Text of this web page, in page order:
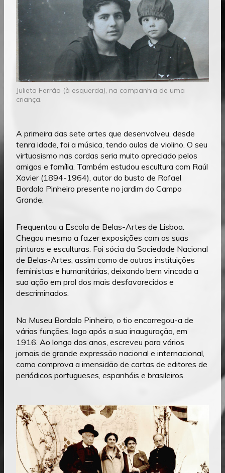
Julieta Ferrão (à esquerda), na companhia de uma
criança.
A primeira das sete artes que desenvolveu, desde
tenra idade, foi a música, tendo aulas de violino. O seu
virtuosismo nas cordas seria muito apreciado pelos
amigos e família. Também estudou escultura com Raúl
Xavier (1894-1964), autor do busto de Rafael
Bordalo Pinheiro presente no jardim do Campo
Grande.
Frequentou a Escola de Belas-Artes de Lisboa.
Chegou mesmo a fazer exposições com as suas
pinturas e esculturas. Foi sócia da Sociedade Nacional
de Belas-Artes, assim como de outras instituições
feministas e humanitárias, deixando bem vincada a
sua ação em prol dos mais desfavorecidos e
descriminados.
No Museu Bordalo Pinheiro, o tio encarregou-a de
várias funções, logo após a sua inauguração, em
1916. Ao longo dos anos, escreveu para vários
jornais de grande expressão nacional e internacional,
como comprova a imensidão de cartas de editores de
periódicos portugueses, espanhóis e brasileiros.